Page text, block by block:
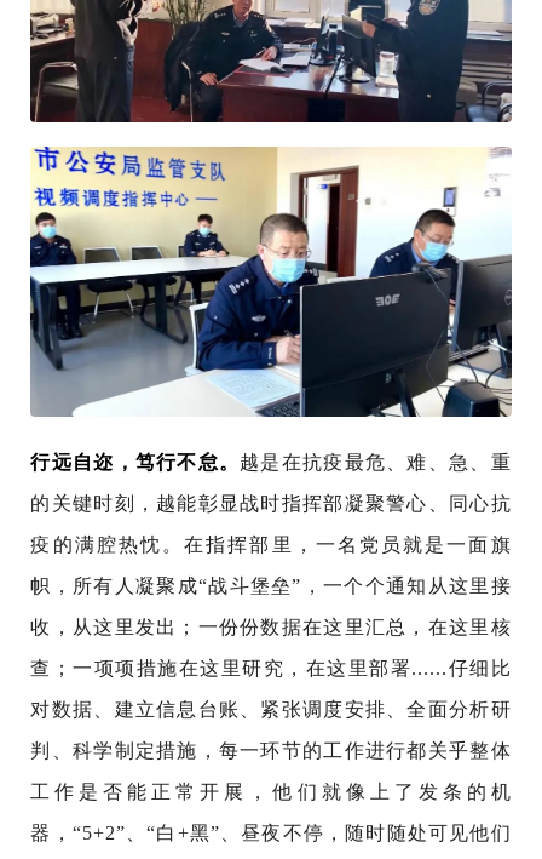
行远自迩，笃行不怠。 越是在抗疫最危、难、急、重
的关键时刻，越能彰显战时指挥部凝聚警心、同心抗
疫的满腔热忱。在指挥部里，一名党员就是一面旗
帜，所有人凝聚成“战斗堡垒”，一个个通知从这里接
收，从这里发出；一份份数据在这里汇总，在这里核
查；一项项措施在这里研究，在这里部署......仔细比
对数据、建立信息台账、紧张调度安排、全面分析研
判、科学制定措施，每一环节的工作进行都关乎整体
工作是否能正常开展，他们就像上了发条的机
器，“5+2”、“白+黑”、昼夜不停，随时随处可见他们